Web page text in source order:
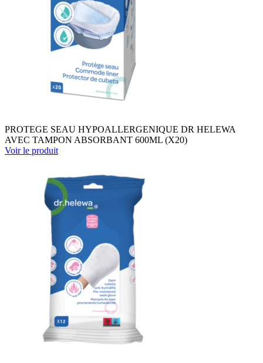
PROTEGE SEAU HYPOALLERGENIQUE DR HELEWA
AVEC TAMPON ABSORBANT 600ML (X20)
Voir le produit